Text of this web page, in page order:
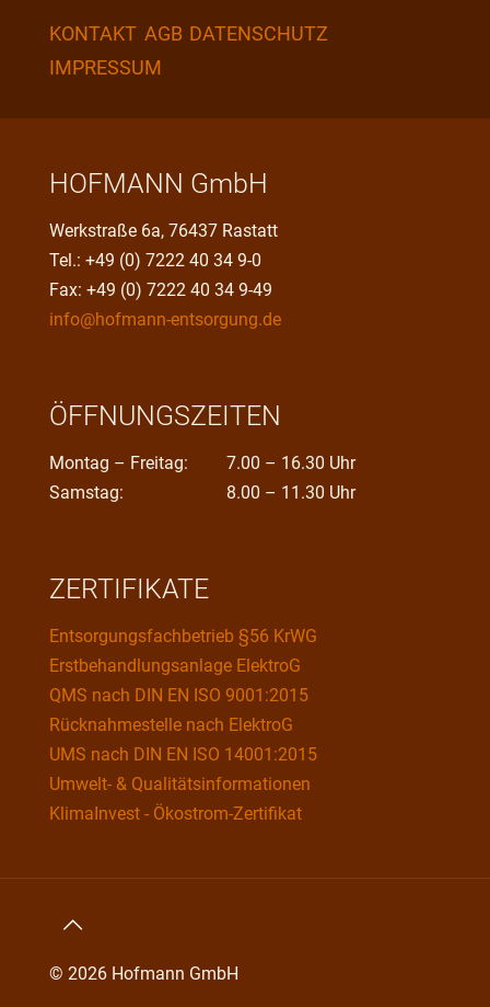
KONTAKT AGB DATENSCHUTZ
IMPRESSUM
HOFMANN GmbH
Werkstraße 6a, 76437 Rastatt
Tel.: +49 (0) 7222 40 34 9-0
Fax: +49 (0) 7222 40 34 9-49
info@hofmann-entsorgung.de
ÖFFNUNGSZEITEN
Montag – Freitag:
7.00 – 16.30 Uhr
Samstag:
8.00 – 11.30 Uhr
ZERTIFIKATE
Entsorgungsfachbetrieb §56 KrWG
Erstbehandlungsanlage ElektroG
QMS nach DIN EN ISO 9001:2015
Rücknahmestelle nach ElektroG
UMS nach DIN EN ISO 14001:2015
Umwelt- & Qualitätsinformationen
KlimaInvest - Ökostrom-Zertifikat
© 2026 Hofmann GmbH